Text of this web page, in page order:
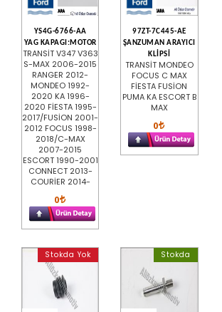
YS4G-6766-AA
YAG KAPAGI:MOTOR
TRANSİT V347 V363
S-MAX 2006-2015
RANGER 2012-
MONDEO 1992-
2020 KA 1996-
2020 FİESTA 1995-
2017/FUSİON 2001-
2012 FOCUS 1998-
2018/C-MAX
2007-2015
ESCORT 1990-2001
CONNECT 2013-
COURİER 2014-
0
97ZT-7C445-AE
ŞANZUMAN ARAYICI
KLİPSİ
TRANSİT MONDEO
FOCUS C MAX
FİESTA FUSİON
PUMA KA ESCORT B
MAX
0
Stokda Yok Stokda